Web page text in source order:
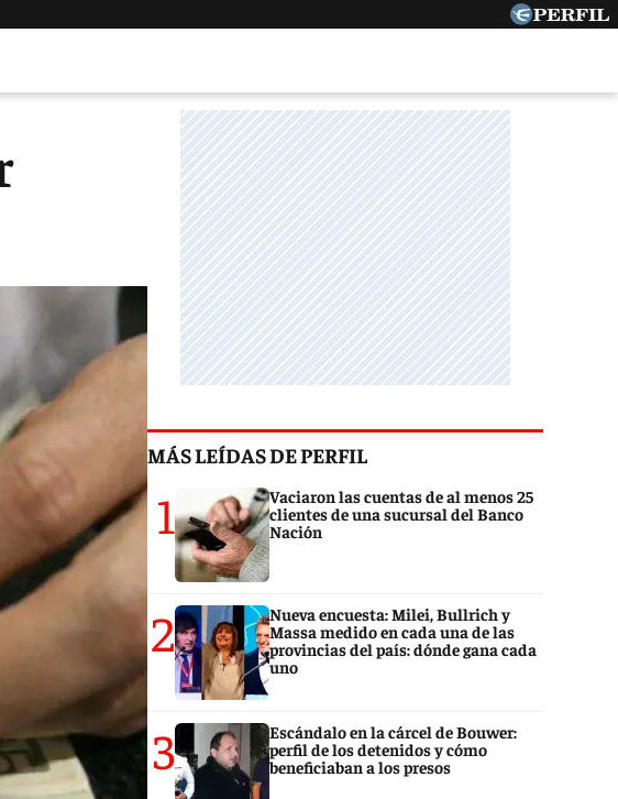
MÁS LEÍDAS DE PERFIL
1
Vaciaron las cuentas de al menos 25
clientes de una sucursal del Banco
Nación
2
Nueva encuesta: Milei, Bullrich y
Massa medido en cada una de las
provincias del país: dónde gana cada
uno
3
Escándalo en la cárcel de Bouwer:
perfil de los detenidos y cómo
beneficiaban a los presos